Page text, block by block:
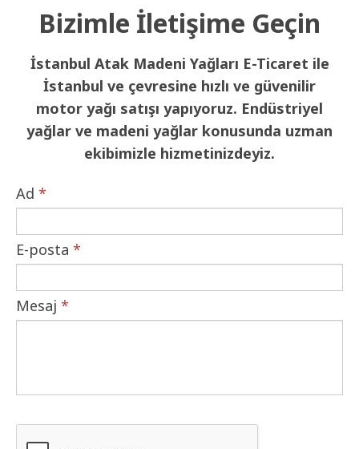
Bizimle İletişime Geçin
İstanbul Atak Madeni Yağları E-Ticaret ile
İstanbul ve çevresine hızlı ve güvenilir
motor yağı satışı yapıyoruz. Endüstriyel
yağlar ve madeni yağlar konusunda uzman
ekibimizle hizmetinizdeyiz.
Ad *
E-posta *
Mesaj *